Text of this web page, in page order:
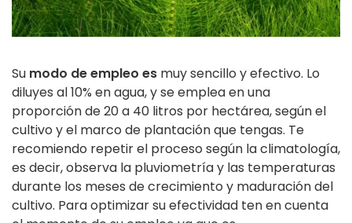
Su modo de empleo es muy sencillo y efectivo. Lo
diluyes al 10% en agua, y se emplea en una
proporción de 20 a 40 litros por hectárea, según el
cultivo y el marco de plantación que tengas. Te
recomiendo repetir el proceso según la climatología,
es decir, observa la pluviometría y las temperaturas
durante los meses de crecimiento y maduración del
cultivo. Para optimizar su efectividad ten en cuenta